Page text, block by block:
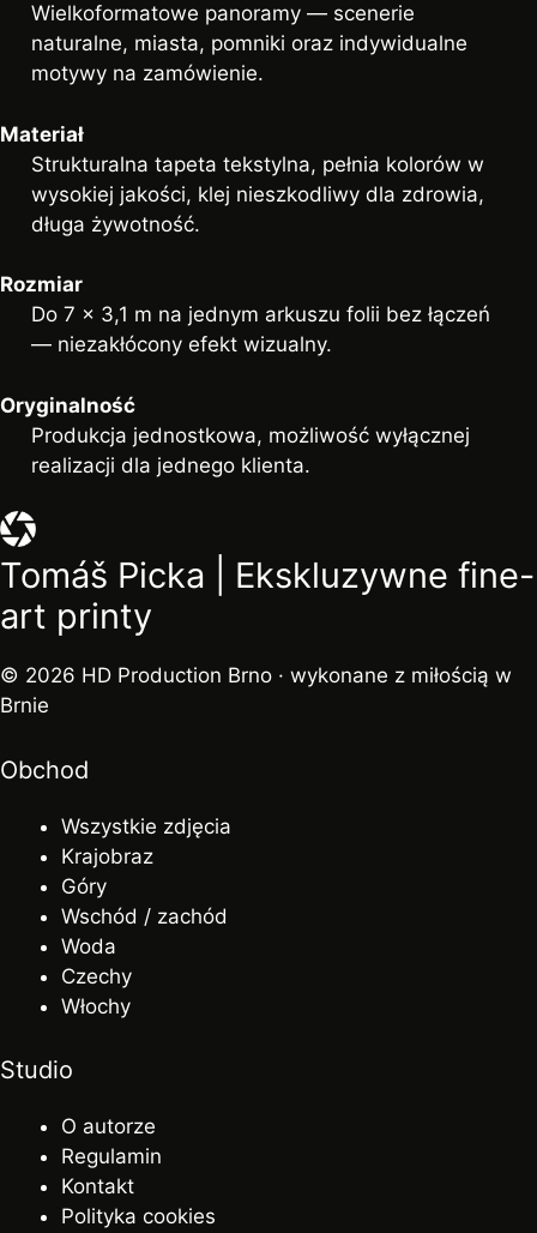
Wielkoformatowe panoramy — scenerie
naturalne, miasta, pomniki oraz indywidualne
motywy na zamówienie.
Materiał
Strukturalna tapeta tekstylna, pełnia kolorów w
wysokiej jakości, klej nieszkodliwy dla zdrowia,
długa żywotność.
Rozmiar
Do 7 × 3,1 m na jednym arkuszu folii bez łączeń
— niezakłócony efekt wizualny.
Oryginalność
Produkcja jednostkowa, możliwość wyłącznej
realizacji dla jednego klienta.
Tomáš Picka | Ekskluzywne fine-
art printy
© 2026 HD Production Brno · wykonane z miłością w
Brnie
Obchod
Wszystkie zdjęcia
Krajobraz
Góry
Wschód / zachód
Woda
Czechy
Włochy
Studio
O autorze
Regulamin
Kontakt
Polityka cookies